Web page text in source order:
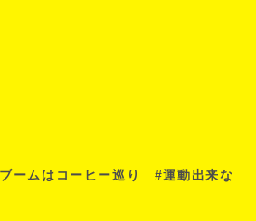
ムはコーヒー巡り #運動出来な